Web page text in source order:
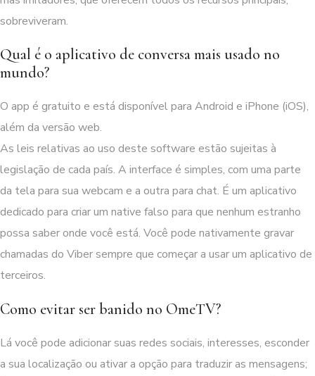
sobreviveram.
Qual é o aplicativo de conversa mais usado no
mundo?
O app é gratuito e está disponível para Android e iPhone (iOS),
além da versão web.
As leis relativas ao uso deste software estão sujeitas à
legislação de cada país. A interface é simples, com uma parte
da tela para sua webcam e a outra para chat. É um aplicativo
dedicado para criar um native falso para que nenhum estranho
possa saber onde você está. Você pode nativamente gravar
chamadas do Viber sempre que começar a usar um aplicativo de
terceiros.
Como evitar ser banido no OmeTV?
Lá você pode adicionar suas redes sociais, interesses, esconder
a sua localização ou ativar a opção para traduzir as mensagens;